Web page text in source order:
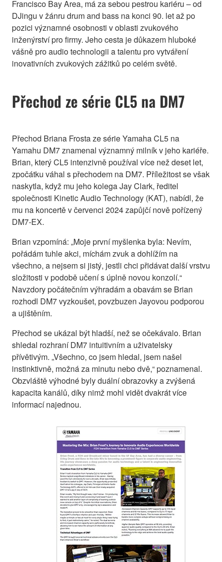
Francisco Bay Area, má za sebou pestrou kariéru – od
DJingu v žánru drum and bass na konci 90. let až po
pozici významné osobnosti v oblasti zvukového
inženýrství pro firmy. Jeho cesta je důkazem hluboké
vášně pro audio technologii a talentu pro vytváření
inovativních zvukových zážitků po celém světě.
Přechod ze série CL5 na DM7
Přechod Briana Frosta ze série Yamaha CL5 na
Yamahu DM7 znamenal významný milník v jeho kariéře.
Brian, který CL5 intenzivně používal více než deset let,
zpočátku váhal s přechodem na DM7. Příležitost se však
naskytla, když mu jeho kolega Jay Clark, ředitel
společnosti Kinetic Audio Technology (KAT), nabídl, že
mu na koncertě v červenci 2024 zapůjčí nově pořízený
DM7-EX.
Brian vzpomíná: „Moje první myšlenka byla: Nevím,
pořádám tuhle akci, míchám zvuk a dohlížím na
všechno, a nejsem si jistý, jestli chci přidávat další vrstvu
složitosti v podobě učení s úplně novou konzolí.“
Navzdory počátečním výhradám a obavám se Brian
rozhodl DM7 vyzkoušet, povzbuzen Jayovou podporou
a ujištěním.
Přechod se ukázal být hladší, než se očekávalo. Brian
shledal rozhraní DM7 intuitivním a uživatelsky
přívětivým. „Všechno, co jsem hledal, jsem našel
instinktivně, možná za minutu nebo dvě,“ poznamenal.
Obzvláště výhodné byly duální obrazovky a zvýšená
kapacita kanálů, díky nimž mohl vidět dvakrát více
informací najednou.